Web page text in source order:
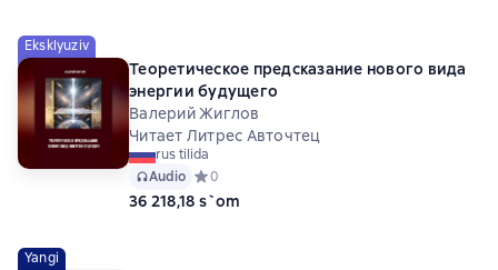
Eksklyuziv
Теоретическое предсказание нового вида
энергии будущего
Валерий Жиглов
Читает Литрес Авточтец
rus tilida
Audio Средний рейтинг 0 на основе 0 оценок
0
36 218,18 s`om
Yangi